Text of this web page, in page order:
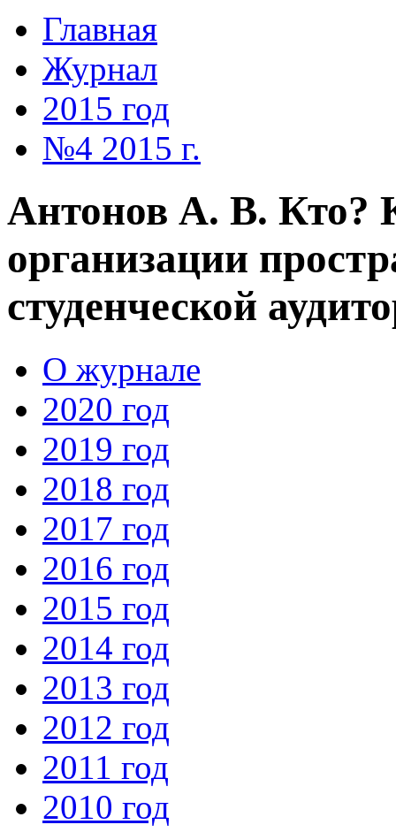
Главная
Журнал
2015 год
№4 2015 г.
Антонов А. В. Кто?
организации
студенческой
О журнале
2020 год
2019 год
2018 год
2017 год
2016 год
2015 год
2014 год
2013 год
2012 год
2011 год
2010 год